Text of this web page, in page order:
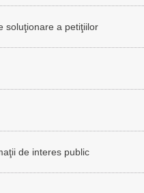
soluţionare a petiţiilor
de interes public